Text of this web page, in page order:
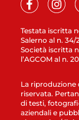
Testata iscritta
Salerno al n. 34/
Società iscritta
l’AGCOM al n.
La riproduzione
riservata.
di testi,
aziendali e